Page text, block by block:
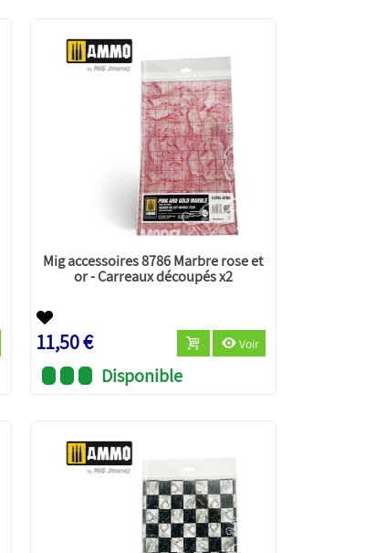
Mig accessoires 8786 Marbre rose et
or - Carreaux découpés x2
11,50 € Voir
Disponible